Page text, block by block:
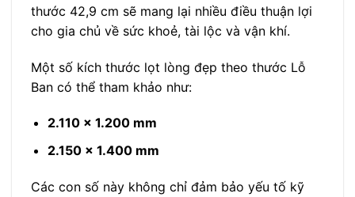
thước 42,9 cm sẽ mang lại nhiều điều thuận lợi
cho gia chủ về sức khoẻ, tài lộc và vận khí.
Một số kích thước lọt lòng đẹp theo thước Lỗ
Ban có thể tham khảo như:
2.110 x 1.200 mm
2.150 x 1.400 mm
Các con số này không chỉ đảm bảo yếu tố kỹ